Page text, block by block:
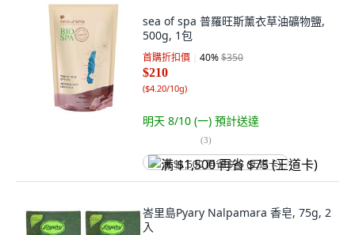
sea of spa 普羅旺斯薰衣草油礦物鹽,
500g, 1包
首購折扣價 40%$350
$210
($4.20/10g)
明天 8/10 (一) 預計送達
(3)
满 $1,500 再省 $75 (王道卡)
峇里島Pyary Nalpamara 香皂, 75g, 2
入